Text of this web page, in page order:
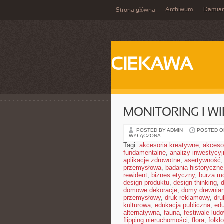
Strona główna Archiwum
CIEKAWA
MONITORING I
POSTED BY ADMIN POSTED
WYŁĄCZONA
Tagi: akcesoria kreatywne,
fundamentalne, analizy
aplikacje zdrowotne, asertywność,
przemysłowa, badania historyczne
rewident, biznes etyczny, burza
design produktu, design thinking,
domowe dekoracje, domy
przemysłowy, druk reklamowy,
kulturowa, edukacja publiczna,
alternatywna, fauna, festiwale
flipping nieruchomości, flora,